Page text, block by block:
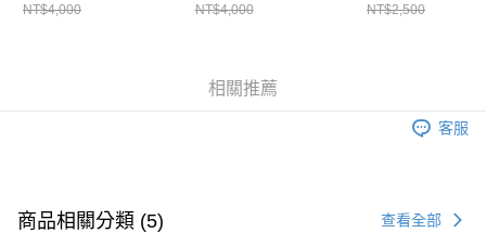
NT$4,000 NT$4,000 NT$2,500
相關推薦
客服
商品相關分類 (5) 查看全部